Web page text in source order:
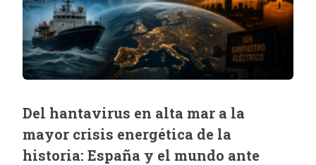
Del hantavirus en alta mar a la
mayor crisis energética de la
historia: España y el mundo ante